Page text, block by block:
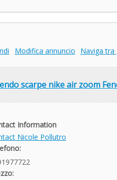
Modifica annuncio Naviga tra
scarpe nike air zoom
Information
Nicole Pollutro